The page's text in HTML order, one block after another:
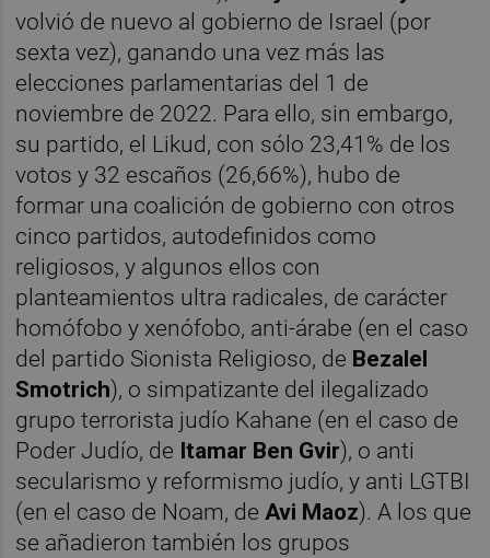
volvió de nuevo al gobierno de Israel (por
sexta vez), ganando una vez más las
elecciones parlamentarias del 1 de
noviembre de 2022. Para ello, sin embargo,
su partido, el Likud, con sólo 23,41% de los
votos y 32 escaños (26,66%), hubo de
formar una coalición de gobierno con otros
cinco partidos, autodefinidos como
religiosos, y algunos ellos con
planteamientos ultra radicales, de carácter
homófobo y xenófobo, anti-árabe (en el caso
del partido Sionista Religioso, de Bezalel
Smotrich), o simpatizante del ilegalizado
grupo terrorista judío Kahane (en el caso de
Poder Judío, de Itamar Ben Gvir), o anti
secularismo y reformismo judío, y anti LGTBI
(en el caso de Noam, deAvi Maoz). A los que
se añadieron también los grupos